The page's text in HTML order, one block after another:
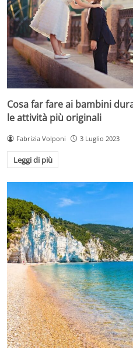
Cosa far fare ai bambini
le attività più originali
Fabrizia Volponi 3 Luglio 2023
Leggi di più